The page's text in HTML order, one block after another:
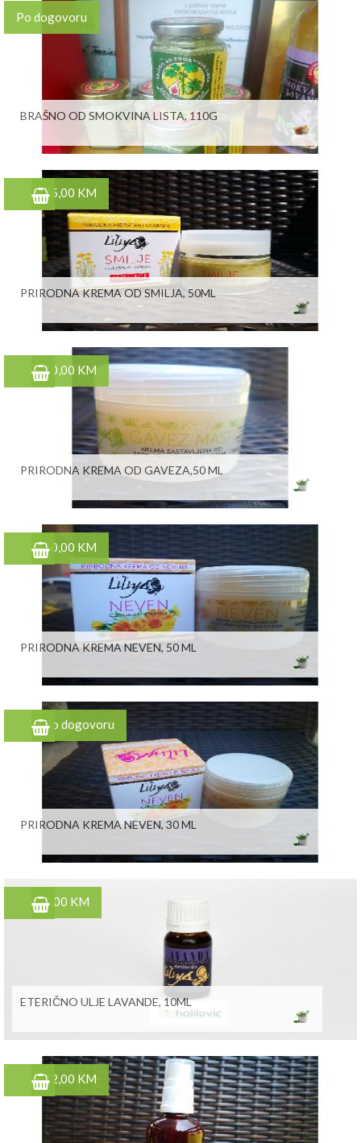
Po dogovoru
BRAŠNO OD SMOKVINA LISTA, 110G
25,00 KM
PRIRODNA KREMA OD SMILJA, 50ML
10,00 KM
PRIRODNA KREMA OD GAVEZA,50 ML
10,00 KM
PRIRODNA KREMA NEVEN, 50 ML
Po dogovoru
PRIRODNA KREMA NEVEN, 30 ML
6,00 KM
ETERIČNO ULJE LAVANDE, 10ML
12,00 KM